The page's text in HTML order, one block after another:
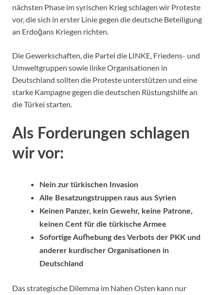
nächsten Phase im syrischen Krieg schlagen wir Proteste
vor, die sich in erster Linie gegen die deutsche Beteiligung
an Erdoğans Kriegen richten.
Die Gewerkschaften, die Partei die LINKE, Friedens- und
Umweltgruppen sowie linke Organisationen in
Deutschland sollten die Proteste unterstützen und eine
starke Kampagne gegen die deutschen Rüstungshilfe an
die Türkei starten.
Als Forderungen schlagen
wir vor:
Nein zur türkischen Invasion
Alle Besatzungstruppen raus aus Syrien
Keinen Panzer, kein Gewehr, keine Patrone,
keinen Cent für die türkische Armee
Sofortige Aufhebung des Verbots der PKK und
anderer kurdischer Organisationen in
Deutschland
Das strategische Dilemma im Nahen Osten kann nur